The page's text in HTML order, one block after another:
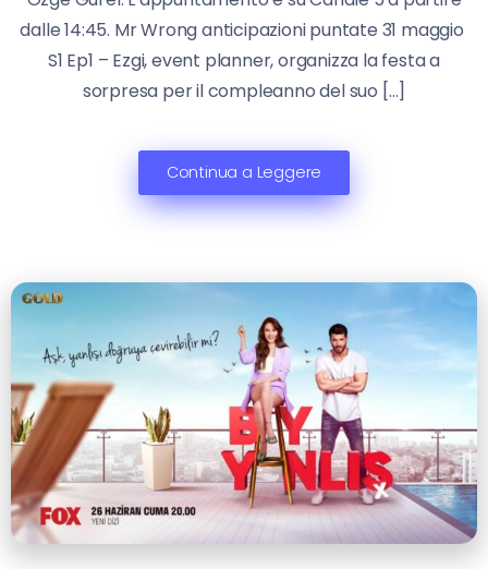
dalle 14:45. Mr Wrong anticipazioni puntate 31 maggio
S1 Ep1 – Ezgi, event planner, organizza la festa a
sorpresa per il compleanno del suo […]
Continua a Leggere